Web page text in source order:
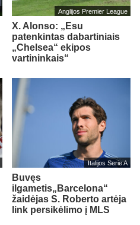
Anglijos Premier League
X. Alonso: „Esu
patenkintas dabartiniais
„Chelsea“ ekipos
vartininkais“
Italijos Serie A
Buvęs
ilgametis„Barcelona“
žaidėjas S. Roberto artėja
link persikėlimo į MLS